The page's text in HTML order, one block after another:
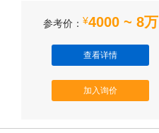
参考价： ¥4000 ~ 8万
查看详情
加入询价